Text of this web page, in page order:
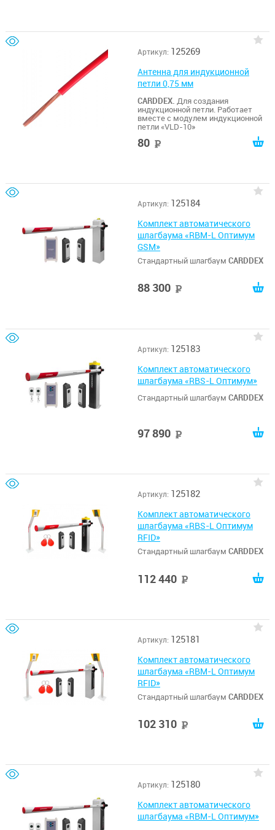
Артикул: 125269
Антенна для индукционной
петли 0,75 мм
CARDDEX. Для создания
индукционной петли. Работает
вместе с модулем индукционной
петли «VLD-10»
80
Артикул: 125184
Комплект автоматического
шлагбаума «RBM-L Оптимум
GSM»
Стандартный шлагбаум CARDDEX
88 300
Артикул: 125183
Комплект автоматического
шлагбаума «RBS-L Оптимум»
Стандартный шлагбаум CARDDEX
97 890
Артикул: 125182
Комплект автоматического
шлагбаума «RBS-L Оптимум
RFID»
Стандартный шлагбаум CARDDEX
112 440
Артикул: 125181
Комплект автоматического
шлагбаума «RBM-L Оптимум
RFID»
Стандартный шлагбаум CARDDEX
102 310
Артикул: 125180
Комплект автоматического
шлагбаума «RBM-L Оптимум»